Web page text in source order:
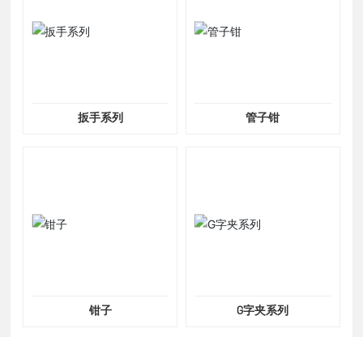
扳手系列 管子钳
钳子 G字夹系列